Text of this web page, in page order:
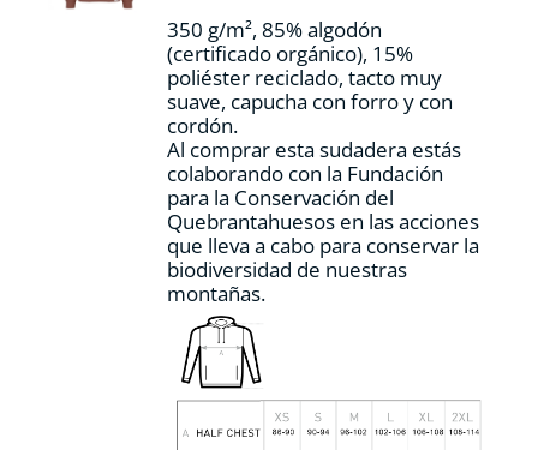
página
de
producto
350 g/m², 85% algodón
(certificado orgánico), 15%
poliéster reciclado, tacto muy
suave, capucha con forro y con
cordón.
Al comprar esta sudadera estás
colaborando con la Fundación
para la Conservación del
Quebrantahuesos en las acciones
que lleva a cabo para conservar la
biodiversidad de nuestras
montañas.